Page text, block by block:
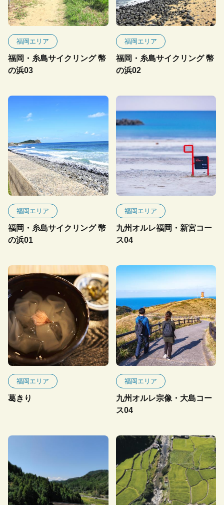
福岡エリア
福岡・糸島サイクリング 幣
の浜03
福岡エリア
福岡・糸島サイクリング 幣
の浜02
福岡エリア
福岡・糸島サイクリング 幣
の浜01
福岡エリア
九州オルレ福岡・新宮コー
ス04
福岡エリア
葛きり
福岡エリア
九州オルレ宗像・大島コー
ス04